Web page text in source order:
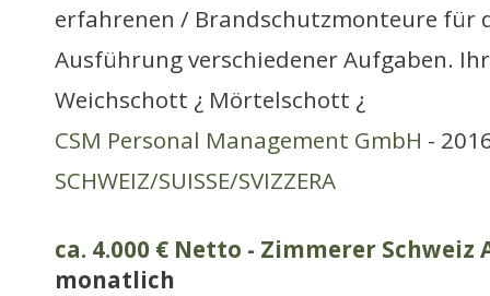
erfahrenen / Brandschutzmonteure für
Ausführung verschiedener Aufgaben.
Weichschott ¿ Mörtelschott ¿
CSM Personal Management GmbH -
SCHWEIZ/SUISSE/SVIZZERA
ca. 4.000 € Netto - Zimmerer
monatlich